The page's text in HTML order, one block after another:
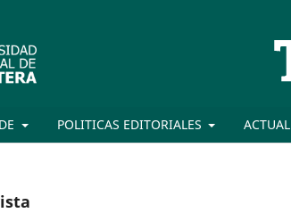
POLITICAS EDITORIALES ACTUAL